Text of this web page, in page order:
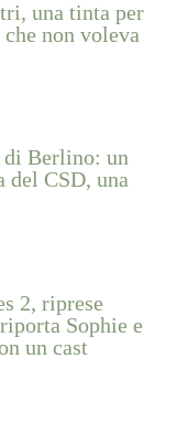
una tinta per
non voleva
Berlino: un
del CSD, una
2, riprese
Sophie e
un cast